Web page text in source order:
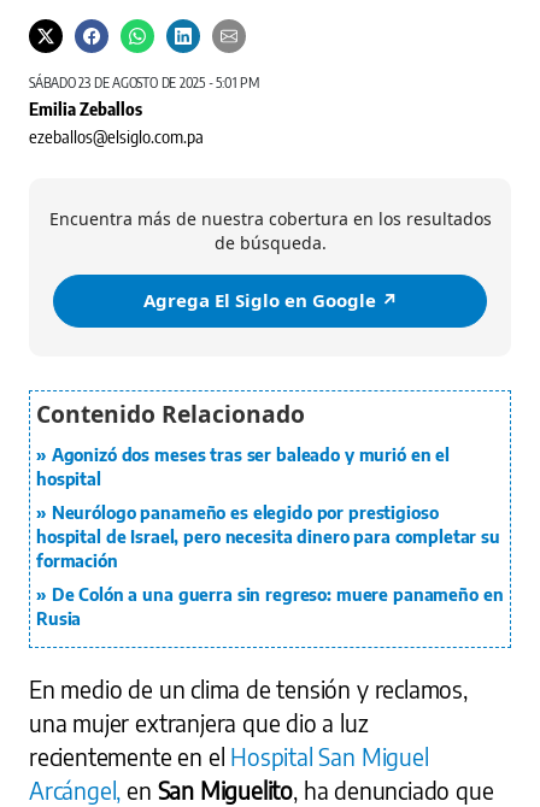
SÁBADO 23 DE AGOSTO DE 2025 - 5:01 PM
Emilia Zeballos
ezeballos@elsiglo.com.pa
Encuentra más de nuestra cobertura en los resultados
de búsqueda.
Agrega El Siglo en Google ↗️
Agonizó dos meses tras ser baleado y murió en el
hospital
Neurólogo panameño es elegido por prestigioso
hospital de Israel, pero necesita dinero para completar su
formación
De Colón a una guerra sin regreso: muere panameño en
Rusia
En medio de un clima de tensión y reclamos,
una mujer extranjera que dio a luz
recientemente en el Hospital San Miguel
Arcángel, en San Miguelito , ha denunciado que